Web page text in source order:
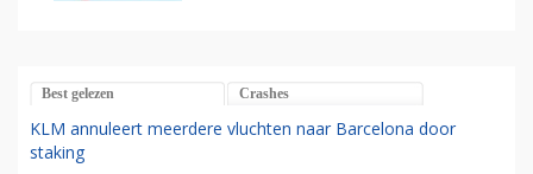
Best gelezen Crashes
KLM annuleert meerdere vluchten naar Barcelona door
staking